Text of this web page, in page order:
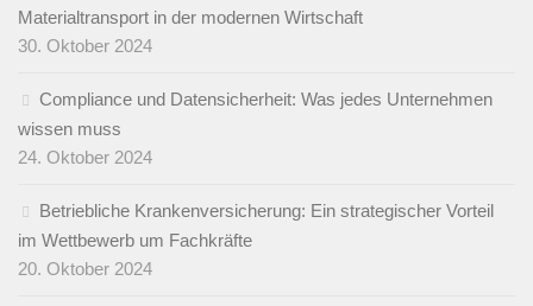
Materialtransport in der modernen Wirtschaft
30. Oktober 2024
Compliance und Datensicherheit: Was jedes Unternehmen
wissen muss
24. Oktober 2024
Betriebliche Krankenversicherung: Ein strategischer Vorteil
im Wettbewerb um Fachkräfte
20. Oktober 2024